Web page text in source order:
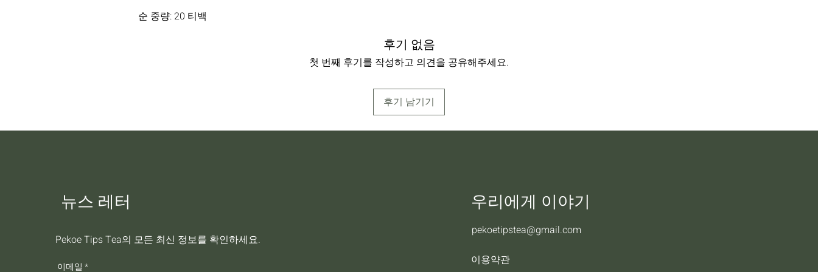
순 중량: 20 티백
후기 없음
첫 번째 후기를 작성하고 의견을 공유해주세요.
후기 남기기
뉴스 레터
Pekoe Tips Tea의 모든 최신 정보를 확인하세요.
이메일
우리에게 이야기
pekoetipstea@gmail.com
이용약관